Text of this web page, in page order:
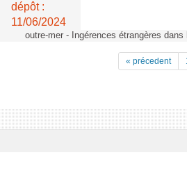
dépôt :
11/06/2024
outre-mer - Ingérences étrangères
« précedent